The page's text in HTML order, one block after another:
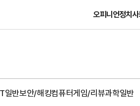
오피니언정치
일반보안/해킹컴퓨터게임/리뷰과학일반